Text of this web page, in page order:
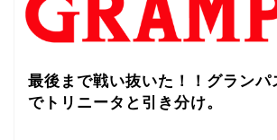
最後まで戦い抜いた！！グランパ
でトリニータと引き分け。